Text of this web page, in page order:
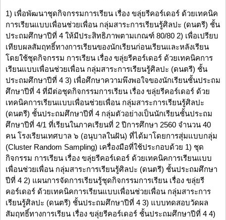
1) เพื่อพัฒนาชุดกิจกรรมการเรียน เรื่อง ขลุ่ยรีคอร์เดอร์ ด้วยเทคนิค
การเรียนแบบเพื่อนช่วยเพื่อน กลุ่มสาระการเรียนรู้ศิลปะ (ดนตรี) ชั้น
ประถมศึกษาปีที่ 4 ให้มีประสิทธิภาพตามเกณฑ์ 80/80 2) เพื่อเปรียบ
เทียบผลสัมฤทธิ์ทางการเรียนของนักเรียนก่อนเรียนและหลังเรียน
โดยใช้ชุดกิจกรรม การเรียน เรื่อง ขลุ่ยรีคอร์เดอร์ ด้วยเทคนิคการ
เรียนแบบเพื่อนช่วยเพื่อน กลุ่มสาระการเรียนรู้ศิลปะ (ดนตรี) ชั้น
ประถมศึกษาปีที่ 4 3) เพื่อศึกษาความพึงพอใจของนักเรียนชั้นประถม
ศึกษาปีที่ 4 ที่มีต่อชุดกิจกรรมการเรียน เรื่อง ขลุ่ยรีคอร์เดอร์ ด้วย
เทคนิคการเรียนแบบเพื่อนช่วยเพื่อน กลุ่มสาระการเรียนรู้ศิลปะ
(ดนตรี) ชั้นประถมศึกษาปีที่ 4 กลุ่มตัวอย่างเป็นนักเรียนชั้นประถม
ศึกษาปีที่ 4/1 ที่เรียนในภาคเรียนที่ 2 ปีการศึกษา 2560 จำนวน 40
คน โรงเรียนเทศบาล ๖ (อนุบาลในฝัน) ที่ได้มาโดยการสุ่มแบบกลุ่ม
(Cluster Random Sampling) เครื่องมือที่ใช้ประกอบด้วย 1) ชุด
กิจกรรม การเรียน เรื่อง ขลุ่ยรีคอร์เดอร์ ด้วยเทคนิคการเรียนแบบ
เพื่อนช่วยเพื่อน กลุ่มสาระการเรียนรู้ศิลปะ (ดนตรี) ชั้นประถมศึกษา
ปีที่ 4 2) แผนการจัดการเรียนรู้ชุดกิจกรรมการเรียน เรื่อง ขลุ่ยรี
คอร์เดอร์ ด้วยเทคนิคการเรียนแบบเพื่อนช่วยเพื่อน กลุ่มสาระการ
เรียนรู้ศิลปะ (ดนตรี) ชั้นประถมศึกษาปีที่ 4 3) แบบทดสอบวัดผล
สัมฤทธิ์ทางการเรียน เรื่อง ขลุ่ยรีคอร์เดอร์ ชั้นประถมศึกษาปีที่ 4 4)